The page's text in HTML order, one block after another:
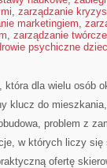
, zarządzanie
marketingiem,
, zarządzanie twórcze
psychiczne
dla wielu osób
klucz do
problem z
w których liczy się
ofertę